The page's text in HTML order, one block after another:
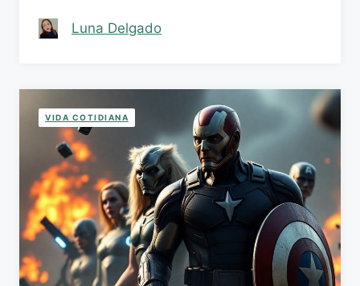
Luna Delgado
VIDA COTIDIANA